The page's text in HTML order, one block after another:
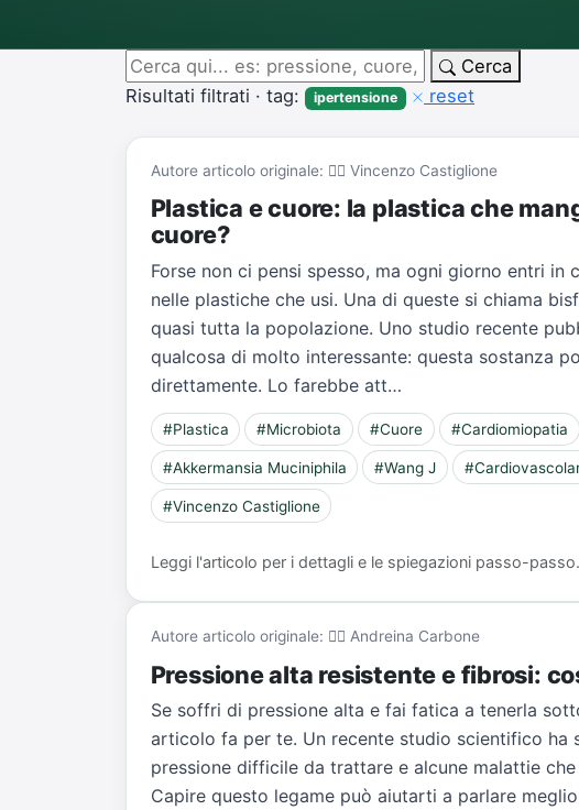
Cerca
Risultati filtrati · tag:
ipertensione reset
Autore articolo originale: 👨‍⚕️ Vincenzo Castiglione
Plastica e cuore: la plastica che
cuore?
Forse non ci pensi spesso, ma ogni giorno entri
nelle plastiche che usi. Una di queste si chiama
quasi tutta la popolazione. Uno studio recente
qualcosa di molto interessante: questa sostanza
direttamente. Lo farebbe att…
#Plastica #Microbiota #Cuore #Cardiomiopatia
#Akkermansia Muciniphila #Wang J
#Vincenzo Castiglione
Leggi l'articolo per i dettagli e le spiegazioni passo-passo.
Autore articolo originale: 👨‍⚕️ Andreina Carbone
Pressione alta resistente e fibrosi:
Se soffri di pressione alta e fai fatica a tenerla
articolo fa per te. Un recente studio scientifico ha
pressione difficile da trattare e alcune malattie
Capire questo legame può aiutarti a parlare